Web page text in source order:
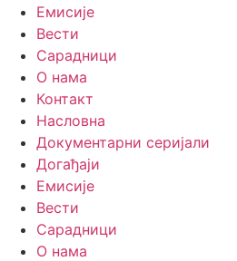
Емисије
Вести
Сарадници
О нама
Контакт
Насловна
Документарни серијали
Догађаји
Емисије
Вести
Сарадници
О нама